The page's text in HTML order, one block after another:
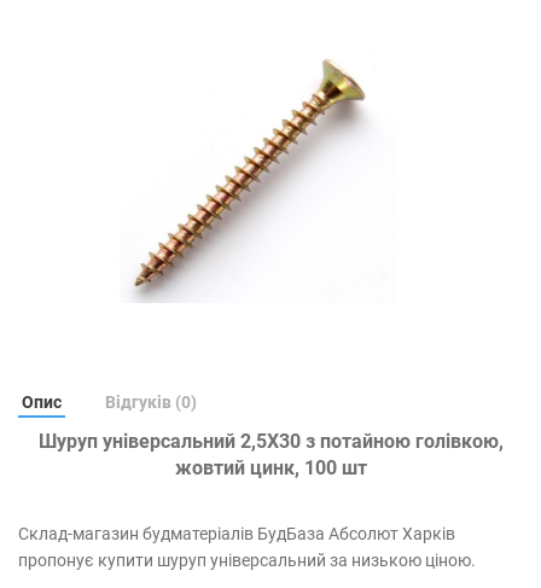
Опис Відгуків (0)
Шуруп універсальний 2,5Х30 з потайною голівкою,
жовтий цинк, 100 шт
Склад-магазин будматеріалів БудБаза Абсолют Харків
пропонує купити шуруп універсальний за низькою ціною.